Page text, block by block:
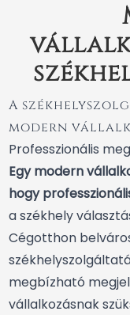
A
modern
Professzionális
Egy modern
hogy
a székhely
Cégotthon
megbízható
vállalkozásnak